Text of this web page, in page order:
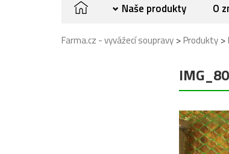
Naše produkty O
Farma.cz - vyvážecí soupravy >Produkty >